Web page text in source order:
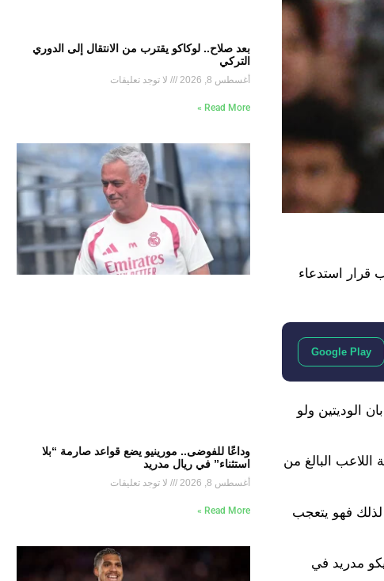
استدعاء
Google Play
الوديتين ولو
البالغ من
لذلك فهو يتعجب
التوقف الدولي، حيث خاض 16 دقيقة أمام أتلتيكو مدريد في
بعد صلاح.. لوكاكو يقترب من الانتقال إلى الدوري
التركي
أغسطس 8, 2026 لا توجد تعليقات
Read More »
وداعًا للفوضى.. مورينيو يضع قواعد صارمة “بلا
استثناء” في ريال مدريد
أغسطس 8, 2026 لا توجد تعليقات
Read More »